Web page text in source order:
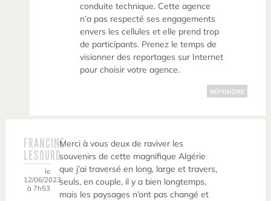
conduite technique. Cette agence
n’a pas respecté ses engagements
envers les cellules et elle prend trop
de participants. Prenez le temps de
visionner des reportages sur Internet
pour choisir votre agence.
RÉPONDRE
FRANCINE
LESOURD
le
12/06/2023
à 7h53
Merci à vous deux de raviver les
souvenirs de cette magnifique Algérie
que j’ai traversé en long, large et travers,
seuls, en couple, il y a bien longtemps,
mais les paysages n’ont pas changé et